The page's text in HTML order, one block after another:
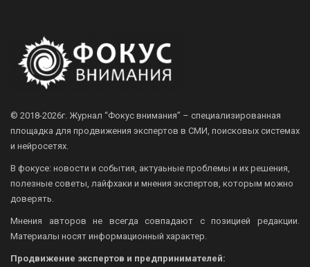
© 2018-2026г. Журнал “Фокус внимания” – специализированная
площадка для продвижения экспертов в СМИ, поисковых системах
и нейросетях.
В фокусе: новости и события, актуаьные проблемы и их решения,
полезные советы, лайфхаки и мнения экспертов, которым можно
доверять.
Мнения авторов не всегда совпадают с позицией редакции.
Материалы носят информационный характер.
Продвижение экспертов и предпринимателей: